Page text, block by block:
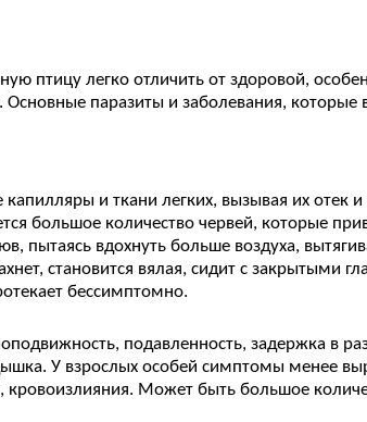
птицу легко отличить от здоровой,
паразиты и заболевания, которые
и ткани легких, вызывая их отек
большое количество червей, которые
пытаясь вдохнуть больше воздуха,
становится вялая, сидит с закрытыми
бессимптомно.
подавленность, задержка в
У взрослых особей симптомы менее
кровоизлияния. Может быть большое